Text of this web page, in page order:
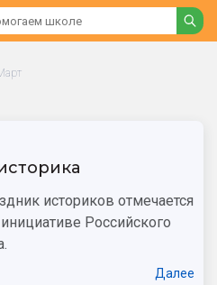
историков отмечается
Российского
Далее